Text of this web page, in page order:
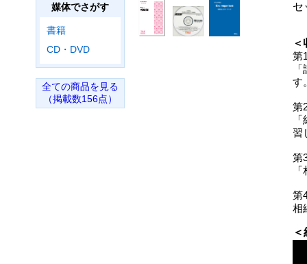
媒体でさがす
書籍
CD・DVD
全ての商品を見る
（掲載数156点）
セ
＜
第
す。
第
習
第
第
相